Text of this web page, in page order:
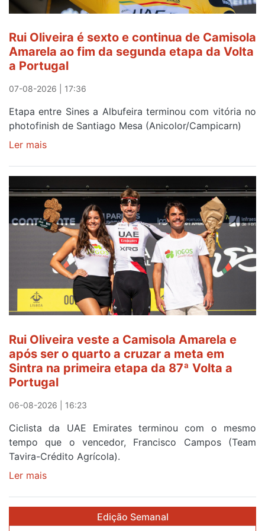
lugar
Beja
e
Elvas
Rui Oliveira é sexto e continua de Camisola
Amarela ao fim da segunda etapa da Volta
a Portugal
07-08-2026 | 17:36
Etapa entre Sines a Albufeira terminou com vitória no
photofinish de Santiago Mesa (Anicolor/Campicarn)
Ler mais
Oliveira
é
sexto
e
continua
Camisola
Amarela
ao
da
etapa
da
Volta
a
Portugal
Rui Oliveira veste a Camisola Amarela e
após ser o quarto a cruzar a meta em
Sintra na primeira etapa da 87ª Volta a
Portugal
06-08-2026 | 16:23
Ciclista da UAE Emirates terminou com o mesmo
tempo que o vencedor, Francisco Campos (Team
Tavira-Crédito Agrícola).
Ler mais
Edição Semanal